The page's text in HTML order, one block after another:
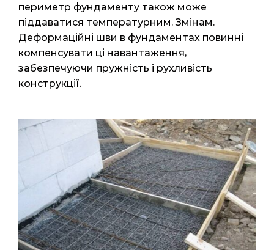
периметр фундаменту також може
піддаватися температурним. Змінам.
Деформаційні шви в фундаментах повинні
компенсувати ці навантаження,
забезпечуючи пружність і рухливість
конструкції.